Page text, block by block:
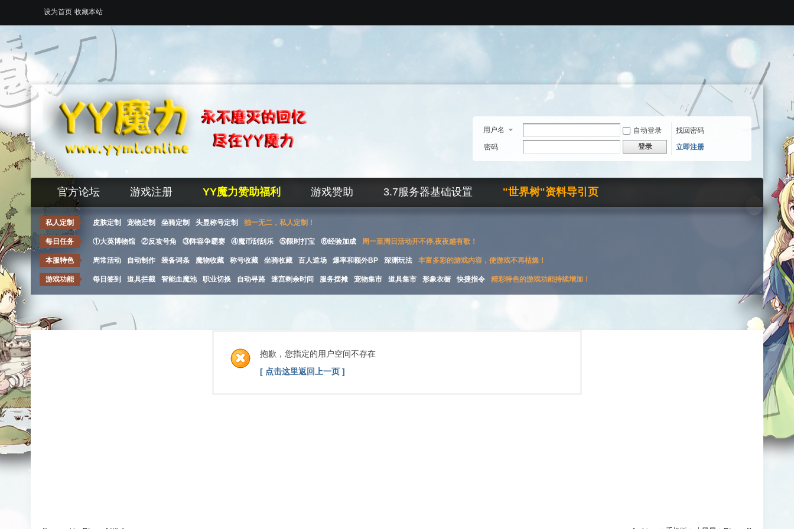
设为首页 收藏本站
用户名 自动登录
找回密码
密码
登录 立即注册
官方论坛 游戏注册 YY魔力赞助福利 游戏赞助 3.7服务器基础设置 "世界树"资料导引页
私人定制 皮肤定制 宠物定制 坐骑定制 头显称号定制 独一无二，私人定制！
每日任务 ①大英博物馆 ②反攻号角 ③阵容争霸赛 ④魔币刮刮乐 ⑤限时打宝 ⑥经验加成 周一至周日活动开不停,夜夜越有歌！
本服特色 周常活动 自动制作 装备词条 魔物收藏 称号收藏 坐骑收藏 百人道场 爆率和额外BP 深渊玩法 丰富多彩的游戏内容，使游戏不再枯燥！
游戏功能 每日签到 道具拦截 智能血魔池 职业切换 自动寻路 迷宫剩余时间 服务摆摊 宠物集市 道具集市 形象衣橱 快捷指令 精彩特色的游戏功能持续增加！
抱歉，您指定的用户空间不存在
[ 点击这里返回上一页 ]